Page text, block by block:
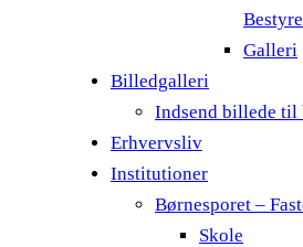
Galleri
Billedgalleri
Indsend billede
Erhvervsliv
Institutioner
Børnesporet –
Skole